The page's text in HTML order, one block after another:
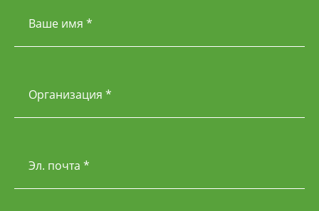
Ваше имя *
Организация *
Эл. почта *